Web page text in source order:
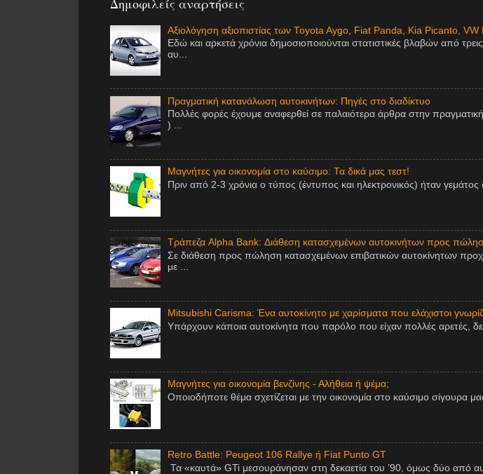
Δημοφιλείς αναρτήσεις
Αξιολόγηση αξιοπιστίας των Toyota Aygo, Fiat Panda, Kia Picanto,
Εδώ και αρκετά χρόνια δημοσιοποιούνται στατιστικές βλαβών από
αυ...
Πραγματική κατανάλωση αυτοκινήτων: Πηγές στο διαδίκτυο
Πολλές φορές έχουμε αναφερθεί σε παλαιότερα άρθρα στην
) ...
Μαγνήτες για οικονομία στο καύσιμο: Τα δικά μας τεστ!
Πριν από 2-3 χρόνια ο τύπος (έντυπος και ηλεκτρονικός) ήταν
Τράπεζα Alpha Bank: Διάθεση κατασχεμένων αυτοκινήτων προς
Σε διάθεση προς πώληση κατασχεμένων επιβατικών αυτοκίνητων
με ...
Mitsubishi Carisma: Ένα αυτοκίνητο με χαρίσματα που ελάχιστοι
Υπάρχουν κάποια αυτοκίνητα που παρόλο που είχαν πολλές αρετές,
Μαγνήτες για οικονομία βενζίνης - Αλήθεια ή ψέμα;
Οποιοδήποτε θέμα σχετίζεται με την οικονομία στο καύσιμο σίγουρα
Retro Battle: Peugeot 106 Rallye ή Fiat Punto GT
Τα «καυτά» GTi μεσουράνησαν στη δεκαετία του ’90, όμως δύο από